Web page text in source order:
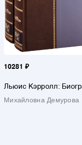
10281 ₽
Льюис Кэрролл:
Михайловна Демурова